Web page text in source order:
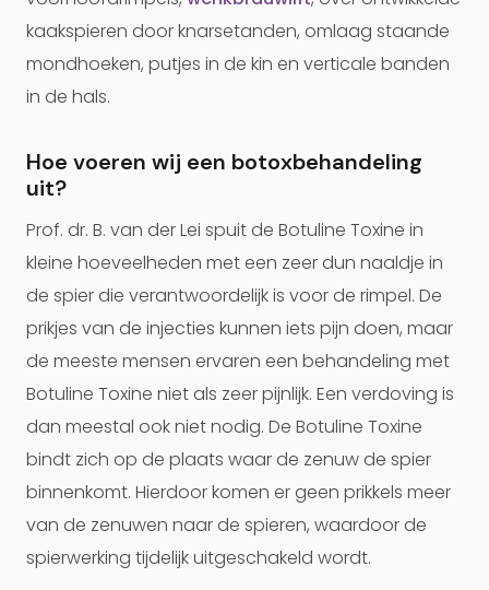
kaakspieren door knarsetanden, omlaag staande
mondhoeken, putjes in de kin en verticale banden
in de hals.
Hoe voeren wij een botoxbehandeling
uit?
Prof. dr. B. van der Lei spuit de Botuline Toxine in
kleine hoeveelheden met een zeer dun naaldje in
de spier die verantwoordelijk is voor de rimpel. De
prikjes van de injecties kunnen iets pijn doen, maar
de meeste mensen ervaren een behandeling met
Botuline Toxine niet als zeer pijnlijk. Een verdoving is
dan meestal ook niet nodig. De Botuline Toxine
bindt zich op de plaats waar de zenuw de spier
binnenkomt. Hierdoor komen er geen prikkels meer
van de zenuwen naar de spieren, waardoor de
spierwerking tijdelijk uitgeschakeld wordt.